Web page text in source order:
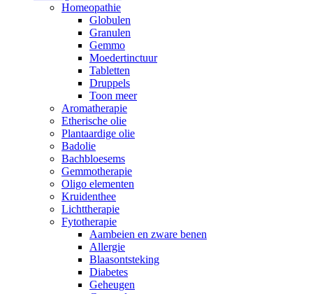
Homeopathie
Globulen
Granulen
Gemmo
Moedertinctuur
Tabletten
Druppels
Toon meer
Aromatherapie
Etherische olie
Plantaardige olie
Badolie
Bachbloesems
Gemmotherapie
Oligo elementen
Kruidenthee
Lichttherapie
Fytotherapie
Aambeien en zware benen
Allergie
Blaasontsteking
Diabetes
Geheugen